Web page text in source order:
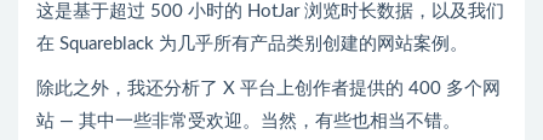
这是基于超过 500 小时的 HotJar 浏览时长数据，以及我们
在 Squareblack 为几乎所有产品类别创建的网站案例。
除此之外，我还分析了 X 平台上创作者提供的 400 多个网
站 — 其中一些非常受欢迎。当然，有些也相当不错。